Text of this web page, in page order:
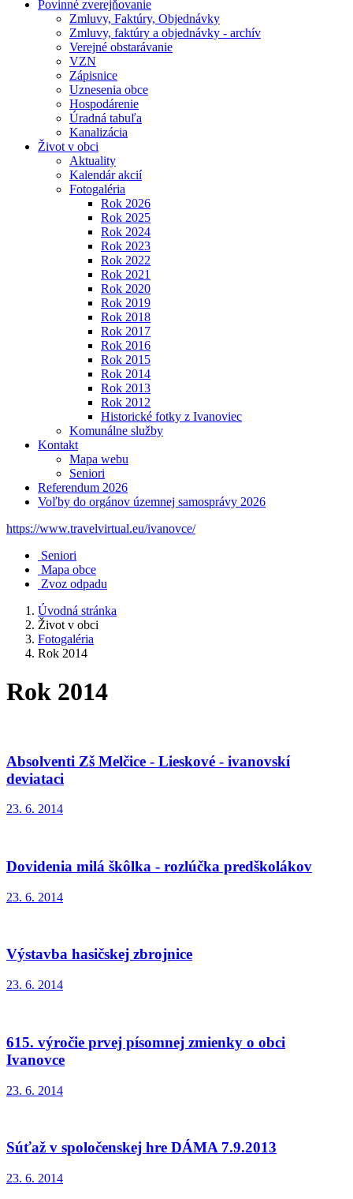
Povinné zverejňovanie
Zmluvy, Faktúry, Objednávky
Zmluvy, faktúry a objednávky - archív
Verejné obstarávanie
VZN
Zápisnice
Uznesenia obce
Hospodárenie
Úradná tabuľa
Kanalizácia
Život v obci
Aktuality
Kalendár akcií
Fotogaléria
Rok 2026
Rok 2025
Rok 2024
Rok 2023
Rok 2022
Rok 2021
Rok 2020
Rok 2019
Rok 2018
Rok 2017
Rok 2016
Rok 2015
Rok 2014
Rok 2013
Rok 2012
Historické fotky z Ivanoviec
Komunálne služby
Kontakt
Mapa webu
Seniori
Referendum 2026
Voľby do orgánov územnej samosprávy 2026
https://www.travelvirtual.eu/ivanovce/
Seniori
Mapa obce
Zvoz odpadu
Úvodná stránka
Život v obci
Fotogaléria
Rok 2014
Rok 2014
Absolventi Zš Melčice - Lieskové - ivanovskí
deviataci
23. 6. 2014
Dovidenia milá škôlka - rozlúčka predškolákov
23. 6. 2014
Výstavba hasičskej zbrojnice
23. 6. 2014
615. výročie prvej písomnej zmienky o obci
Ivanovce
23. 6. 2014
Súťaž v spoločenskej hre DÁMA 7.9.2013
23. 6. 2014